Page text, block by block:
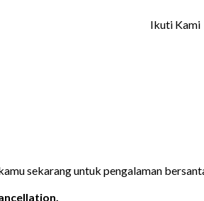
sekarang untuk pengalaman
Ikuti Kami